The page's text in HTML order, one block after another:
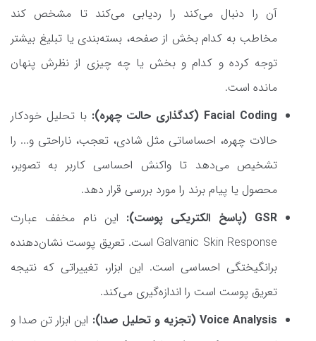
آن را دنبال می‌کند را ردیابی می‌کند تا مشخص کند
مخاطب به کدام بخش از صفحه، بسته‌بندی یا تبلیغ بیشتر
توجه کرده و کدام و بخش یا چه چیزی از نظرش پنهان
مانده است.
Facial Coding (کدگذاری حالت چهره):
با تحلیل خودکار
حالات چهره، احساساتی مثل شادی، تعجب، ناراحتی و... را
تشخیص می‌دهد تا واکنش احساسی کاربر به تصویر،
محصول یا پیام برند را مورد بررسی قرار دهد.
GSR (پاسخ الکتریکی پوست):
این نام مخفف عبارت
Galvanic Skin Response است. تعریق پوست نشان‌دهنده
برانگیختگی احساسی است. این ابزار، تغییراتی که نتیجه
تعریق پوست است را اندازه‌گیری می‌کند.
Voice Analysis (تجزیه و تحلیل صدا):
این ابزار تن صدا و